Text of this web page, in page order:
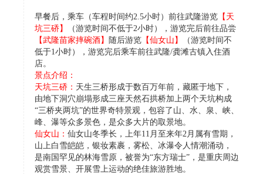
早餐后，乘车（车程时间约2.5小时）前往武隆游览 【天
坑三硚】
（游览时间不低于2小时），游览完后前往品尝
【武隆苗家摔碗酒】
随后游览 【仙女山】
（游览时间不
低于1小时），游览完后乘车前往武隆/龚滩古镇入住酒
店。
景点介绍：
天坑三硚： 天生三桥形成于数百万年前，藏匿于地下，
由地下洞穴崩塌形成三座天然石拱桥加上两个天坑构成
“三桥夹两坑”的世界奇特景观，包容了山、水、泉、峡、
峰、瀑等众多景色，是众多大片的取景地。
仙女山： 仙女山冬季长，上年11月至来年2月属有雪期，
山上白雪皑皑，银妆素裹，雾松、冰瀑令人情潮涌动，
是南国罕见的林海雪原，被誉为“东方瑞士”，是重庆周边
观赏雪景、开展雪上运动的绝佳旅游胜地。